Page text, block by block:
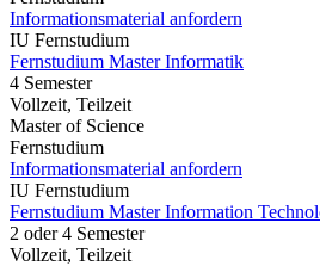
Informationsmaterial anfordern
IU Fernstudium
Fernstudium Master Informatik
4 Semester
Vollzeit, Teilzeit
Master of Science
Fernstudium
Informationsmaterial anfordern
IU Fernstudium
Fernstudium Master Information
2 oder 4 Semester
Vollzeit, Teilzeit